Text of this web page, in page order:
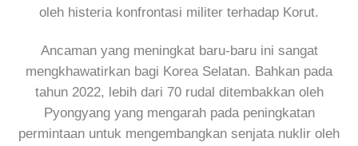
oleh histeria konfrontasi militer terhadap Korut.
Ancaman yang meningkat baru-baru ini sangat
mengkhawatirkan bagi Korea Selatan. Bahkan pada
tahun 2022, lebih dari 70 rudal ditembakkan oleh
Pyongyang yang mengarah pada peningkatan
permintaan untuk mengembangkan senjata nuklir oleh